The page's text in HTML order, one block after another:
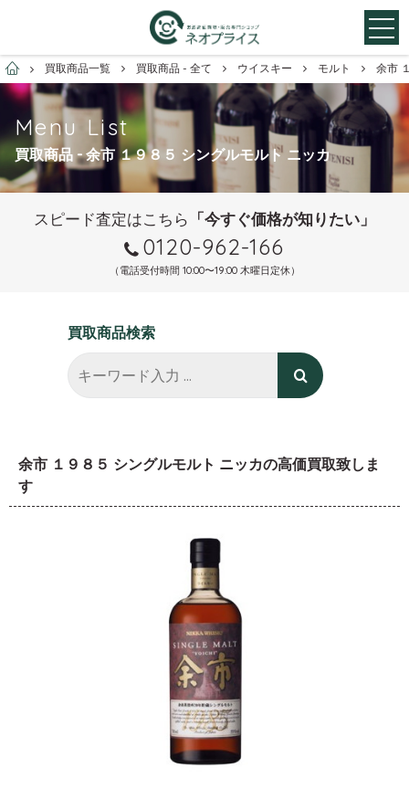
お酒買取専門店ネオプライス
買取商品一覧 買取商品 - 全て ウイスキー モルト 余市
Menu List
買取商品 - 余市 １９８５ シングルモルト ニッカ
スピード査定はこちら 「今すぐ価格が知りたい」
0120-962-166
（電話受付時間 10:00〜19:00 木曜日定休）
買取商品検索
余市 １９８５ シングルモルト ニッカの高価買取致しま
す